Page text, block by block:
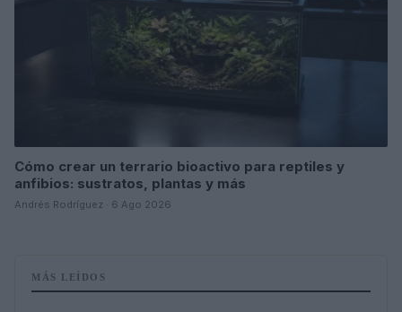
Cómo crear un terrario bioactivo para reptiles y
anfibios: sustratos, plantas y más
Andrés Rodríguez · 6 Ago 2026
MÁS LEÍDOS